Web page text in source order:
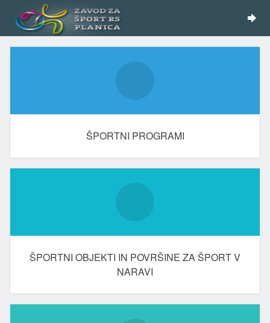
ŠPORTNI PROGRAMI
ŠPORTNI OBJEKTI IN POVRŠINE ZA ŠPORT V
NARAVI